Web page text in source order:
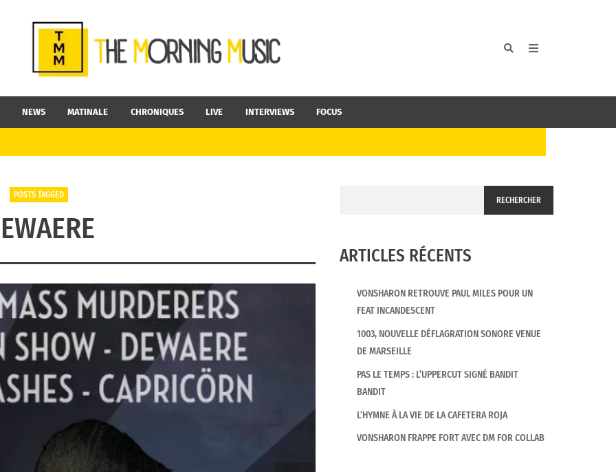
NEWS MATINALE CHRONIQUES LIVE INTERVIEWS FOCUS
POSTS TAGGED
RECHERCHER
ARTICLES RÉCENTS
VONSHARON RETROUVE PAUL MILES POUR UN
FEAT INCANDESCENT
1003, NOUVELLE DÉFLAGRATION SONORE VENUE
DE MARSEILLE
PAS LE TEMPS : L’UPPERCUT SIGNÉ BANDIT
BANDIT
L’HYMNE À LA VIE DE LA CAFETERA ROJA
VONSHARON FRAPPE FORT AVEC DM FOR COLLAB